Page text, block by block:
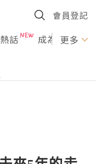
會員登記
話 成為U更多